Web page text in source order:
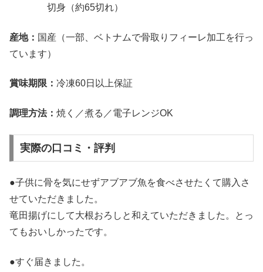
切身（約65切れ）
産地： 国産（一部、ベトナムで骨取りフィーレ加工を行っ
ています）
賞味期限： 冷凍60日以上保証
調理方法： 焼く／煮る／電子レンジOK
実際の口コミ・評判
●子供に骨を気にせずアブアブ魚を食べさせたくて購入さ
せていただきました。
竜田揚げにして大根おろしと和えていただきました。とっ
てもおいしかったです。
●すぐ届きました。